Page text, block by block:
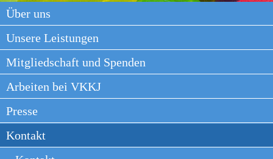
Über uns
Unsere Leistungen
Mitgliedschaft und Spenden
Arbeiten bei VKKJ
Presse
Kontakt